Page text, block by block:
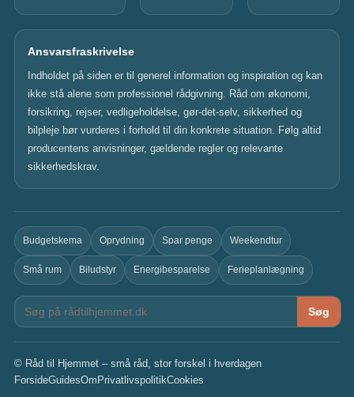
Ansvarsfraskrivelse
Indholdet på siden er til generel information og inspiration og kan
ikke stå alene som professionel rådgivning. Råd om økonomi,
forsikring, rejser, vedligeholdelse, gør-det-selv, sikkerhed og
bilpleje bør vurderes i forhold til din konkrete situation. Følg altid
producentens anvisninger, gældende regler og relevante
sikkerhedskrav.
Budgetskema Oprydning Spar penge Weekendtur
Små rum Biludstyr Energibesparelse Ferieplanlægning
Søg
© Råd til Hjemmet – små råd, stor forskel i hverdagen
ForsideGuidesOm PrivatlivspolitikCookies